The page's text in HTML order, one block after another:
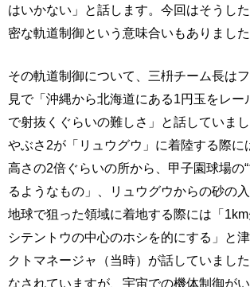
はいかない」と話します。今回はそうし
密な軌道制御という意味合いもありました
その軌道制御について、三枡チーム長は
見で「沖縄から北海道にある1円玉をレー
で射抜くぐらいの難しさ」と話していま
やぶさ2が「リュウグウ」に着陸する際に
高さの2倍ぐらいの所から、甲子園球場の“
るようなもの」、リュウグウからの砂の
地球で狙った領域に着地する際には「
シテントウの中心のホシを的にする」と
クトマネージャ（当時）が話していまし
なされていますが、宇宙での機体制御が